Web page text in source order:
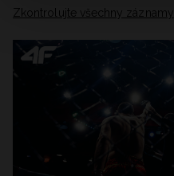
Zkontrolujte všechny záznamy